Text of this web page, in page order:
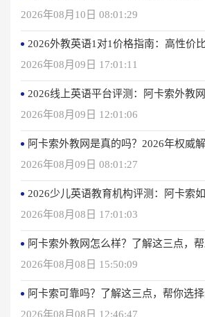
2026年08月10日 08:01:29
2026外教英语1对1价格指南：高性价
2026年08月09日 17:01:11
2026线上英语平台评测：阿卡索外教
2026年08月09日 12:01:06
阿卡索外教网是真的吗？2026年权威
2026年08月09日 08:01:27
2026少儿英语教育机构评测：阿卡索如何赢得
2026年08月08日 17:01:03
阿卡索外教网怎么样？了解这三点，帮助您选
2026年08月08日 15:50:09
阿卡索可靠吗？了解这三点，帮你选
2026年08月08日 12:46:47